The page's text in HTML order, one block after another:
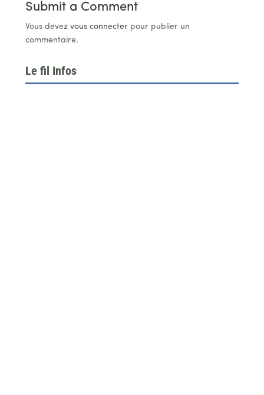
Submit a Comment
Vous devez vous connecterpour publier un
commentaire.
Le fil Infos